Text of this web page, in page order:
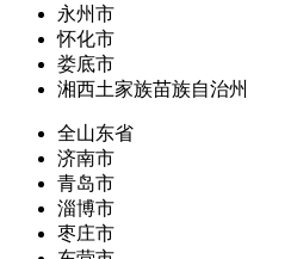
永州市
怀化市
娄底市
湘西土家族苗族自治州
全山东省
济南市
青岛市
淄博市
枣庄市